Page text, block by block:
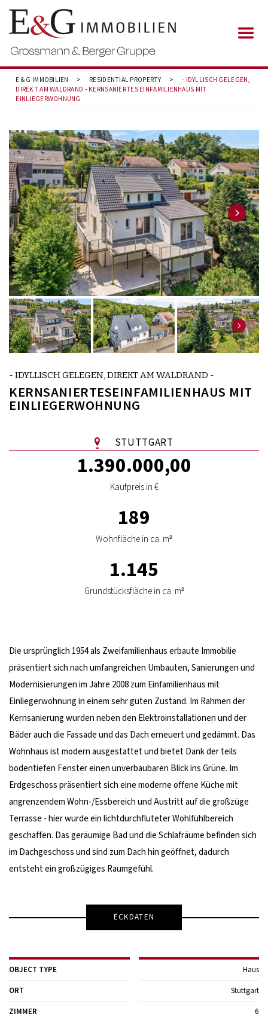
E & G IMMOBILIEN > RESIDENTIAL PROPERTY >
- IDYLLISCH GELEGEN,
DIREKT AM WALDRAND - KERNSANIERTES EINFAMILIENHAUS MIT
EINLIEGERWOHNUNG
- IDYLLISCH GELEGEN, DIREKT AM WALDRAND -
KERNSANIERTESEINFAMILIENHAUS MIT
EINLIEGERWOHNUNG
STUTTGART
1.390.000,00
Kaufpreis in €
189
Wohnfläche in ca. m²
1.145
Grundstücksfläche in ca. m²
Die ursprünglich 1954 als Zweifamilienhaus erbaute Immobilie
präsentiert sich nach umfangreichen Umbauten, Sanierungen und
Modernisierungen im Jahre 2008 zum Einfamilienhaus mit
Einliegerwohnung in einem sehr guten Zustand. Im Rahmen der
Kernsanierung wurden neben den Elektroinstallationen und der
Bäder auch die Fassade und das Dach erneuert und gedämmt. Das
Wohnhaus ist modern ausgestattet und bietet Dank der teils
bodentiefen Fenster einen unverbaubaren Blick ins Grüne. Im
Erdgeschoss präsentiert sich eine moderne offene Küche mit
angrenzendem Wohn-/Essbereich und Austritt auf die großzüge
Terrasse - hier wurde ein lichtdurchfluteter Wohlfühlbereich
geschaffen. Das geräumige Bad und die Schlafräume befinden sich
im Dachgeschoss und sind zum Dach hin geöffnet, dadurch
entsteht ein großzügiges Raumgefühl.
ECKDATEN
OBJECT TYPE Haus
ORT Stuttgart
ZIMMER 6